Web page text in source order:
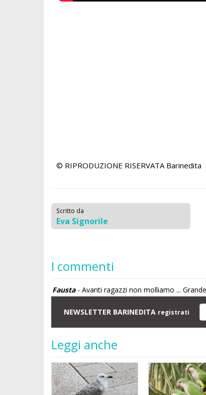
© RIPRODUZIONE RISERVATA Barinedita
Scritto da
Eva Signorile
I commenti
Fausta - Avanti ragazzi non molliamo ...
NEWSLETTER BARINEDITA registrati
Leggi anche